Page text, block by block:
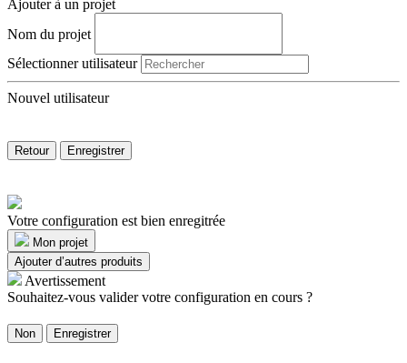
Ajouter à un projet
Nom du projet
Sélectionner utilisateur
Nouvel utilisateur
Retour Enregistrer
Votre configuration est bien enregitrée
Mon projet
Ajouter d’autres produits
Avertissement
Souhaitez-vous valider votre configuration en cours ?
Non Enregistrer